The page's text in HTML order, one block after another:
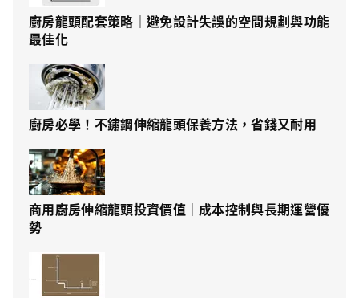
廚房龍頭配套策略｜避免設計失誤的空間規劃與功能
最佳化
廚房必學！不鏽鋼伸縮龍頭保養方法，省錢又耐用
商用廚房伸縮龍頭投資價值｜成本控制與長期運營優
勢